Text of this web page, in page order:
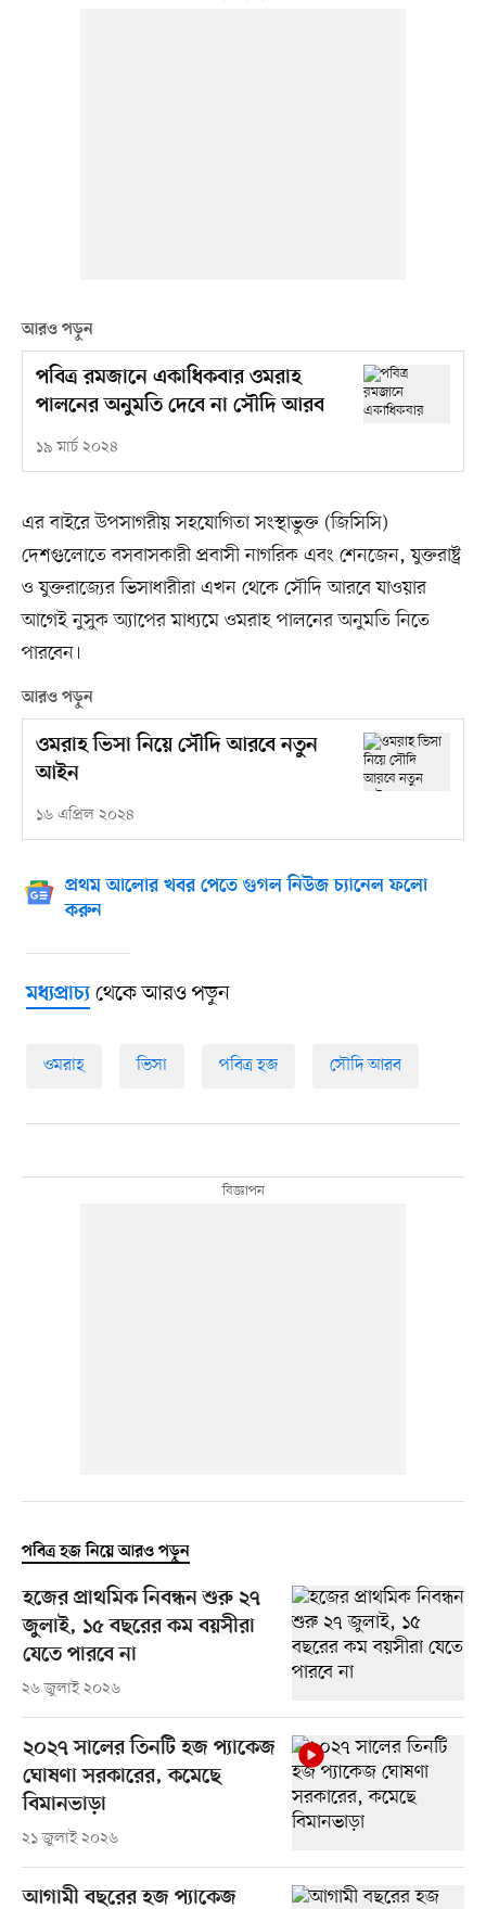
আরও পড়ুন
পবিত্র রমজানে একাধিকবার ওমরাহ
পালনের অনুমতি দেবে না সৌদি আরব
১৯ মার্চ ২০২৪
এর বাইরে উপসাগরীয় সহযোগিতা সংস্থাভুক্ত (জিসিসি)
দেশগুলোতে বসবাসকারী প্রবাসী নাগরিক এবং শেনজেন, যুক্তরাষ্ট্র
ও যুক্তরাজ্যের ভিসাধারীরা এখন থেকে সৌদি আরবে যাওয়ার
আগেই নুসুক অ্যাপের মাধ্যমে ওমরাহ পালনের অনুমতি নিতে
পারবেন।
আরও পড়ুন
ওমরাহ ভিসা নিয়ে সৌদি আরবে নতুন
আইন
১৬ এপ্রিল ২০২৪
প্রথম আলোর খবর পেতে গুগল নিউজ চ্যানেল ফলো
করুন
মধ্যপ্রাচ্যথেকে আরও পড়ুন
ওমরাহ ভিসা পবিত্র হজ সৌদি আরব
পবিত্র হজ নিয়ে আরও পড়ুন
হজের প্রাথমিক নিবন্ধন শুরু ২৭
জুলাই, ১৫ বছরের কম বয়সীরা
যেতে পারবে না
২৬ জুলাই ২০২৬
২০২৭ সালের তিনটি হজ প্যাকেজ
ঘোষণা সরকারের, কমেছে
বিমানভাড়া
২১ জুলাই ২০২৬
আগামী বছরের হজ প্যাকেজ